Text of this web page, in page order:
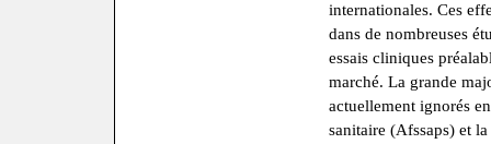
internationales. Ces
dans de nombreuses
essais cliniques
marché. La grande
actuellement ignorés
sanitaire (Afssaps) et